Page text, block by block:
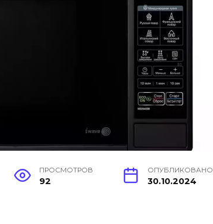
ПРОСМОТРОВ
92
ОПУБЛИКОВАНО
30.10.2024